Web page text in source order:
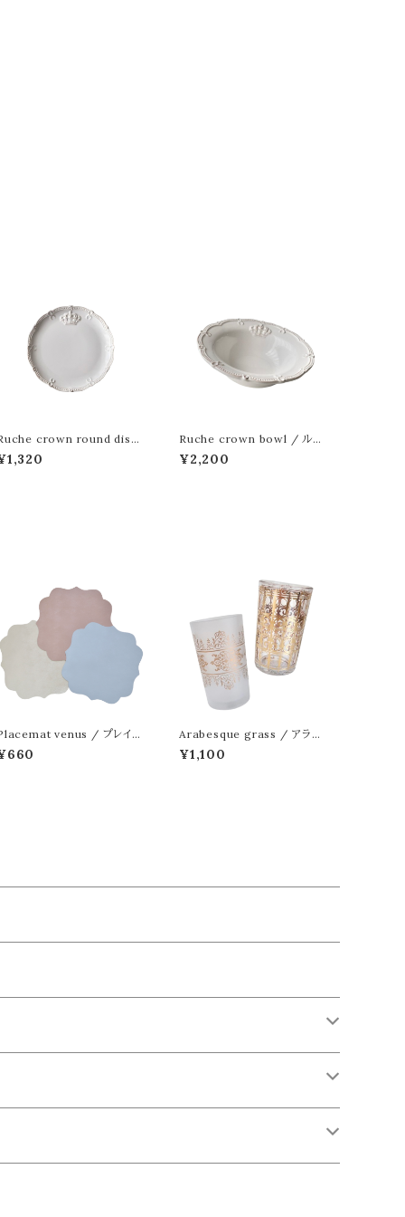
crown round dish
ルーシュクラウン ラウンド デ
ッシュ 15cm
Ruche crown bowl / ルー
シュクラウン ボウル
¥2,200
venus / プレイス
ット ビーナス
Arabesque grass / アラベ
スクグラス
¥1,100